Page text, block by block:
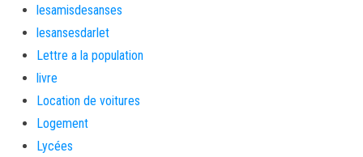
lesamisdesanses
lesansesdarlet
Lettre a la population
livre
Location de voitures
Logement
Lycées